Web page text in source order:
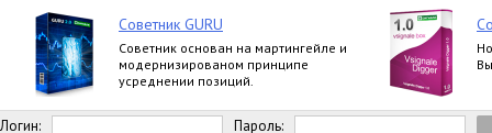
Советник GURU
Советник основан на мартингейле и
модернизированом принципе
усреднении позиций.
Логин: Пароль: